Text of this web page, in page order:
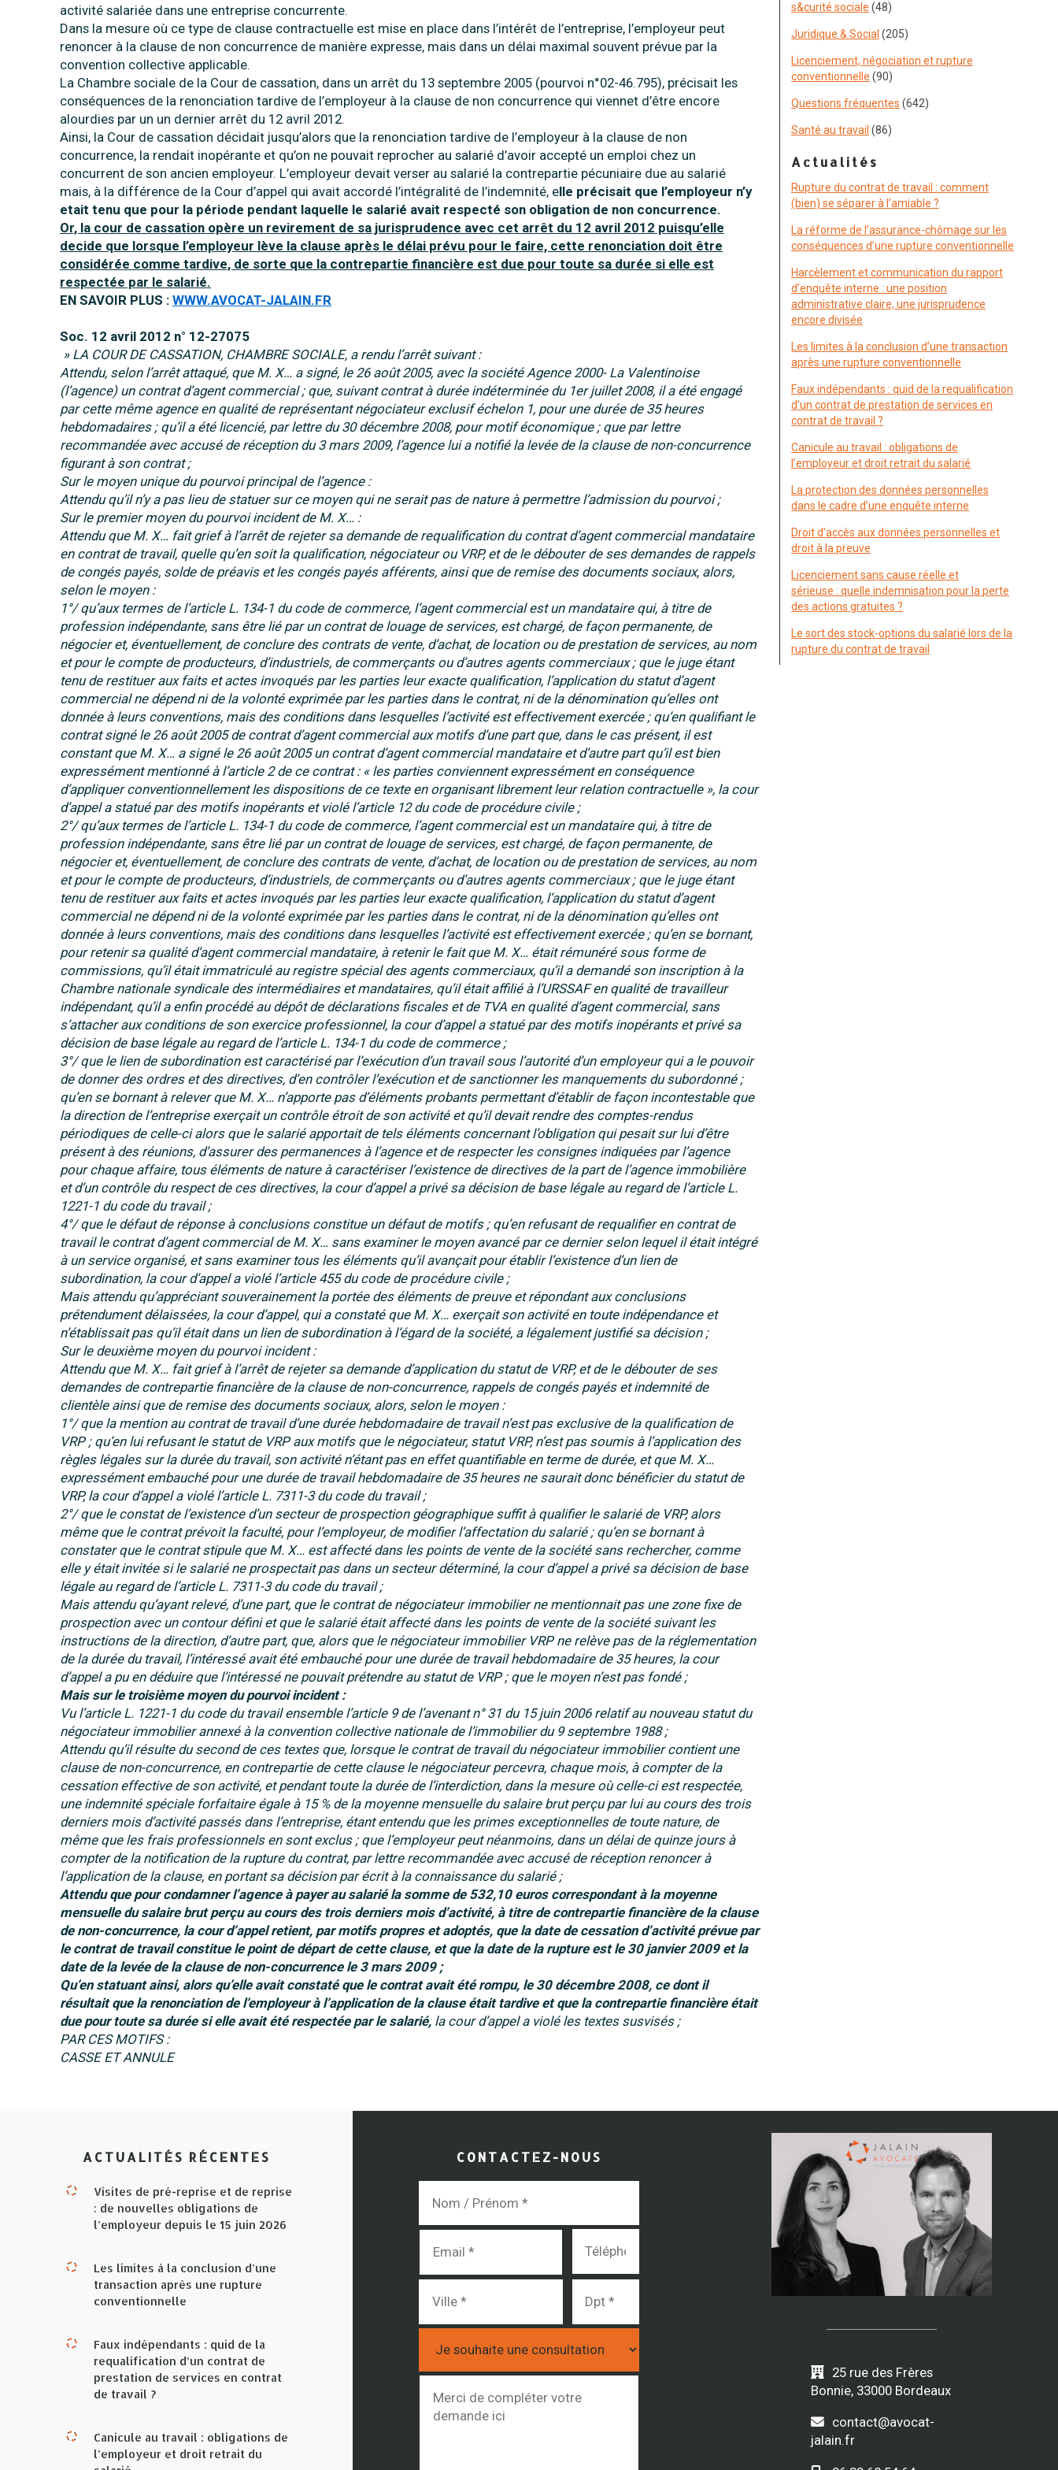
activité salariée dans une entreprise concurrente.
Dans la mesure où ce type de clause contractuelle est mise en place dans l’intérêt de l’entreprise, l’employeur peut
renoncer à la clause de non concurrence de manière expresse, mais dans un délai maximal souvent prévue par la
convention collective applicable.
La Chambre sociale de la Cour de cassation, dans un arrêt du 13 septembre 2005 (pourvoi n°02-46.795), précisait les
conséquences de la renonciation tardive de l’employeur à la clause de non concurrence qui viennet d’être encore
alourdies par un un dernier arrêt du 12 avril 2012.
Ainsi, la Cour de cassation décidait jusqu’alors que la renonciation tardive de l’employeur à la clause de non
concurrence, la rendait inopérante et qu’on ne pouvait reprocher au salarié d’avoir accepté un emploi chez un
concurrent de son ancien employeur. L’employeur devait verser au salarié la contrepartie pécuniaire due au salarié
mais, à la différence de la Cour d’appel qui avait accordé l’intégralité de l’indemnité, elle précisait que l’employeur n’y
etait tenu que pour la période pendant laquelle le salarié avait respecté son obligation de non concurrence.
Or, la cour de cassation opère un revirement de sa jurisprudence avec cet arrêt du 12 avril 2012 puisqu’elle
decide que lorsque l’employeur lève la clause après le délai prévu pour le faire, cette renonciation doit être
considérée comme tardive, de sorte que la contrepartie financière est due pour toute sa durée si elle est
respectée par le salarié.
EN SAVOIR PLUS : WWW.AVOCAT-JALAIN.FR
Soc. 12 avril 2012 n° 12-27075
» LA COUR DE CASSATION, CHAMBRE SOCIALE, a rendu l’arrêt suivant :
Attendu, selon l’arrêt attaqué, que M. X… a signé, le 26 août 2005, avec la société Agence 2000- La Valentinoise
(l’agence) un contrat d’agent commercial ; que, suivant contrat à durée indéterminée du 1er juillet 2008, il a été engagé
par cette même agence en qualité de représentant négociateur exclusif échelon 1, pour une durée de 35 heures
hebdomadaires ; qu’il a été licencié, par lettre du 30 décembre 2008, pour motif économique ; que par lettre
recommandée avec accusé de réception du 3 mars 2009, l’agence lui a notifié la levée de la clause de non-concurrence
figurant à son contrat ;
Sur le moyen unique du pourvoi principal de l’agence :
Attendu qu’il n’y a pas lieu de statuer sur ce moyen qui ne serait pas de nature à permettre l’admission du pourvoi ;
Sur le premier moyen du pourvoi incident de M. X… :
Attendu que M. X… fait grief à l’arrêt de rejeter sa demande de requalification du contrat d’agent commercial mandataire
en contrat de travail, quelle qu’en soit la qualification, négociateur ou VRP, et de le débouter de ses demandes de rappels
de congés payés, solde de préavis et les congés payés afférents, ainsi que de remise des documents sociaux, alors,
selon le moyen :
1°/ qu’aux termes de l’article L. 134-1 du code de commerce, l’agent commercial est un mandataire qui, à titre de
profession indépendante, sans être lié par un contrat de louage de services, est chargé, de façon permanente, de
négocier et, éventuellement, de conclure des contrats de vente, d’achat, de location ou de prestation de services, au nom
et pour le compte de producteurs, d’industriels, de commerçants ou d’autres agents commerciaux ; que le juge étant
tenu de restituer aux faits et actes invoqués par les parties leur exacte qualification, l’application du statut d’agent
commercial ne dépend ni de la volonté exprimée par les parties dans le contrat, ni de la dénomination qu’elles ont
donnée à leurs conventions, mais des conditions dans lesquelles l’activité est effectivement exercée ; qu’en qualifiant le
contrat signé le 26 août 2005 de contrat d’agent commercial aux motifs d’une part que, dans le cas présent, il est
constant que M. X… a signé le 26 août 2005 un contrat d’agent commercial mandataire et d’autre part qu’il est bien
expressément mentionné à l’article 2 de ce contrat : « les parties conviennent expressément en conséquence
d’appliquer conventionnellement les dispositions de ce texte en organisant librement leur relation contractuelle », la cour
d’appel a statué par des motifs inopérants et violé l’article 12 du code de procédure civile ;
2°/ qu’aux termes de l’article L. 134-1 du code de commerce, l’agent commercial est un mandataire qui, à titre de
profession indépendante, sans être lié par un contrat de louage de services, est chargé, de façon permanente, de
négocier et, éventuellement, de conclure des contrats de vente, d’achat, de location ou de prestation de services, au nom
et pour le compte de producteurs, d’industriels, de commerçants ou d’autres agents commerciaux ; que le juge étant
tenu de restituer aux faits et actes invoqués par les parties leur exacte qualification, l’application du statut d’agent
commercial ne dépend ni de la volonté exprimée par les parties dans le contrat, ni de la dénomination qu’elles ont
donnée à leurs conventions, mais des conditions dans lesquelles l’activité est effectivement exercée ; qu’en se bornant,
pour retenir sa qualité d’agent commercial mandataire, à retenir le fait que M. X… était rémunéré sous forme de
commissions, qu’il était immatriculé au registre spécial des agents commerciaux, qu’il a demandé son inscription à la
Chambre nationale syndicale des intermédiaires et mandataires, qu’il était affilié à l’URSSAF en qualité de travailleur
indépendant, qu’il a enfin procédé au dépôt de déclarations fiscales et de TVA en qualité d’agent commercial, sans
s’attacher aux conditions de son exercice professionnel, la cour d’appel a statué par des motifs inopérants et privé sa
décision de base légale au regard de l’article L. 134-1 du code de commerce ;
3°/ que le lien de subordination est caractérisé par l’exécution d’un travail sous l’autorité d’un employeur qui a le pouvoir
de donner des ordres et des directives, d’en contrôler l’exécution et de sanctionner les manquements du subordonné ;
qu’en se bornant à relever que M. X… n’apporte pas d’éléments probants permettant d’établir de façon incontestable que
la direction de l’entreprise exerçait un contrôle étroit de son activité et qu’il devait rendre des comptes-rendus
périodiques de celle-ci alors que le salarié apportait de tels éléments concernant l’obligation qui pesait sur lui d’être
présent à des réunions, d’assurer des permanences à l’agence et de respecter les consignes indiquées par l’agence
pour chaque affaire, tous éléments de nature à caractériser l’existence de directives de la part de l’agence immobilière
et d’un contrôle du respect de ces directives, la cour d’appel a privé sa décision de base légale au regard de l’article L.
1221-1 du code du travail ;
4°/ que le défaut de réponse à conclusions constitue un défaut de motifs ; qu’en refusant de requalifier en contrat de
travail le contrat d’agent commercial de M. X… sans examiner le moyen avancé par ce dernier selon lequel il était intégré
à un service organisé, et sans examiner tous les éléments qu’il avançait pour établir l’existence d’un lien de
subordination, la cour d’appel a violé l’article 455 du code de procédure civile ;
Mais attendu qu’appréciant souverainement la portée des éléments de preuve et répondant aux conclusions
prétendument délaissées, la cour d’appel, qui a constaté que M. X… exerçait son activité en toute indépendance et
n’établissait pas qu’il était dans un lien de subordination à l’égard de la société, a légalement justifié sa décision ;
Sur le deuxième moyen du pourvoi incident :
Attendu que M. X… fait grief à l’arrêt de rejeter sa demande d’application du statut de VRP, et de le débouter de ses
demandes de contrepartie financière de la clause de non-concurrence, rappels de congés payés et indemnité de
clientèle ainsi que de remise des documents sociaux, alors, selon le moyen :
1°/ que la mention au contrat de travail d’une durée hebdomadaire de travail n’est pas exclusive de la qualification de
VRP ; qu’en lui refusant le statut de VRP aux motifs que le négociateur, statut VRP, n’est pas soumis à l’application des
règles légales sur la durée du travail, son activité n’étant pas en effet quantifiable en terme de durée, et que M. X…
expressément embauché pour une durée de travail hebdomadaire de 35 heures ne saurait donc bénéficier du statut de
VRP, la cour d’appel a violé l’article L. 7311-3 du code du travail ;
2°/ que le constat de l’existence d’un secteur de prospection géographique suffit à qualifier le salarié de VRP, alors
même que le contrat prévoit la faculté, pour l’employeur, de modifier l’affectation du salarié ; qu’en se bornant à
constater que le contrat stipule que M. X… est affecté dans les points de vente de la société sans rechercher, comme
elle y était invitée si le salarié ne prospectait pas dans un secteur déterminé, la cour d’appel a privé sa décision de base
légale au regard de l’article L. 7311-3 du code du travail ;
Mais attendu qu’ayant relevé, d’une part, que le contrat de négociateur immobilier ne mentionnait pas une zone fixe de
prospection avec un contour défini et que le salarié était affecté dans les points de vente de la société suivant les
instructions de la direction, d’autre part, que, alors que le négociateur immobilier VRP ne relève pas de la réglementation
de la durée du travail, l’intéressé avait été embauché pour une durée de travail hebdomadaire de 35 heures, la cour
d’appel a pu en déduire que l’intéressé ne pouvait prétendre au statut de VRP ; que le moyen n’est pas fondé ;
Mais sur le troisième moyen du pourvoi incident :
Vu l’article L. 1221-1 du code du travail ensemble l’article 9 de l’avenant n° 31 du 15 juin 2006 relatif au nouveau statut du
négociateur immobilier annexé à la convention collective nationale de l’immobilier du 9 septembre 1988 ;
Attendu qu’il résulte du second de ces textes que, lorsque le contrat de travail du négociateur immobilier contient une
clause de non-concurrence, en contrepartie de cette clause le négociateur percevra, chaque mois, à compter de la
cessation effective de son activité, et pendant toute la durée de l’interdiction, dans la mesure où celle-ci est respectée,
une indemnité spéciale forfaitaire égale à 15 % de la moyenne mensuelle du salaire brut perçu par lui au cours des trois
derniers mois d’activité passés dans l’entreprise, étant entendu que les primes exceptionnelles de toute nature, de
même que les frais professionnels en sont exclus ; que l’employeur peut néanmoins, dans un délai de quinze jours à
compter de la notification de la rupture du contrat, par lettre recommandée avec accusé de réception renoncer à
l’application de la clause, en portant sa décision par écrit à la connaissance du salarié ;
Attendu que pour condamner l’agence à payer au salarié la somme de 532,10 euros correspondant à la moyenne
mensuelle du salaire brut perçu au cours des trois derniers mois d’activité, à titre de contrepartie financière de la clause
de non-concurrence, la cour d’appel retient, par motifs propres et adoptés, que la date de cessation d’activité prévue par
le contrat de travail constitue le point de départ de cette clause, et que la date de la rupture est le 30 janvier 2009 et la
date de la levée de la clause de non-concurrence le 3 mars 2009 ;
Qu’en statuant ainsi, alors qu’elle avait constaté que le contrat avait été rompu, le 30 décembre 2008, ce dont il
résultait que la renonciation de l’employeur à l’application de la clause était tardive et que la contrepartie financière était
due pour toute sa durée si elle avait été respectée par le salarié, la cour d’appel a violé les textes susvisés ;
PAR CES MOTIFS :
CASSE ET ANNULE
s&curité sociale (48)
Juridique & Social (205)
Licenciement, négociation et rupture
conventionnelle (90)
Questions fréquentes (642)
Santé au travail (86)
Actualités
Rupture du contrat de travail : comment
(bien) se séparer à l’amiable ?
La réforme de l’assurance-chômage sur les
conséquences d’une rupture conventionnelle
Harcèlement et communication du rapport
d’enquête interne : une position
administrative claire, une jurisprudence
encore divisée
Les limites à la conclusion d’une transaction
après une rupture conventionnelle
Faux indépendants : quid de la requalification
d’un contrat de prestation de services en
contrat de travail ?
Canicule au travail : obligations de
l’employeur et droit retrait du salarié
La protection des données personnelles
dans le cadre d’une enquête interne
Droit d’accès aux données personnelles et
droit à la preuve
Licenciement sans cause réelle et
sérieuse : quelle indemnisation pour la perte
des actions gratuites ?
Le sort des stock-options du salarié lors de la
rupture du contrat de travail
ACTUALITÉS RÉCENTES
Visites de pré-reprise et de reprise
: de nouvelles obligations de
l’employeur depuis le 15 juin 2026
Les limites à la conclusion d’une
transaction après une rupture
conventionnelle
Faux indépendants : quid de la
requalification d’un contrat de
prestation de services en contrat
de travail ?
Canicule au travail : obligations de
l’employeur et droit retrait du
CONTACTEZ-NOUS
25 rue des Frères
Bonnie, 33000 Bordeaux
contact@avocat-
jalain.fr